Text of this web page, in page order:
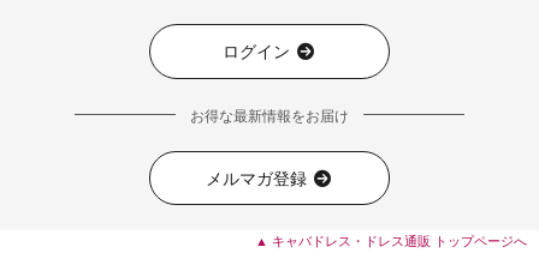
ログイン
お得な最新情報をお届け
メルマガ登録
▲ キャバドレス・ドレス通販 トップページへ